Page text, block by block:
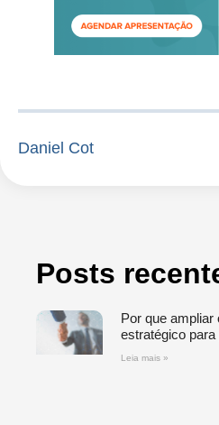
Daniel Cot
Posts
Por que ampliar
estratégico
Leia mais »